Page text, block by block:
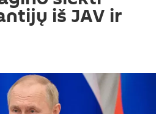
iš JAV ir